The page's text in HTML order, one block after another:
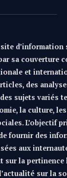
d’information
sa couverture
et
des
sujets variés
la culture,
L’objectif
fournir des
aux
sur la
sur la